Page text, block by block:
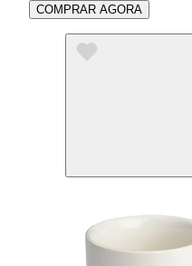
COMPRAR AGORA